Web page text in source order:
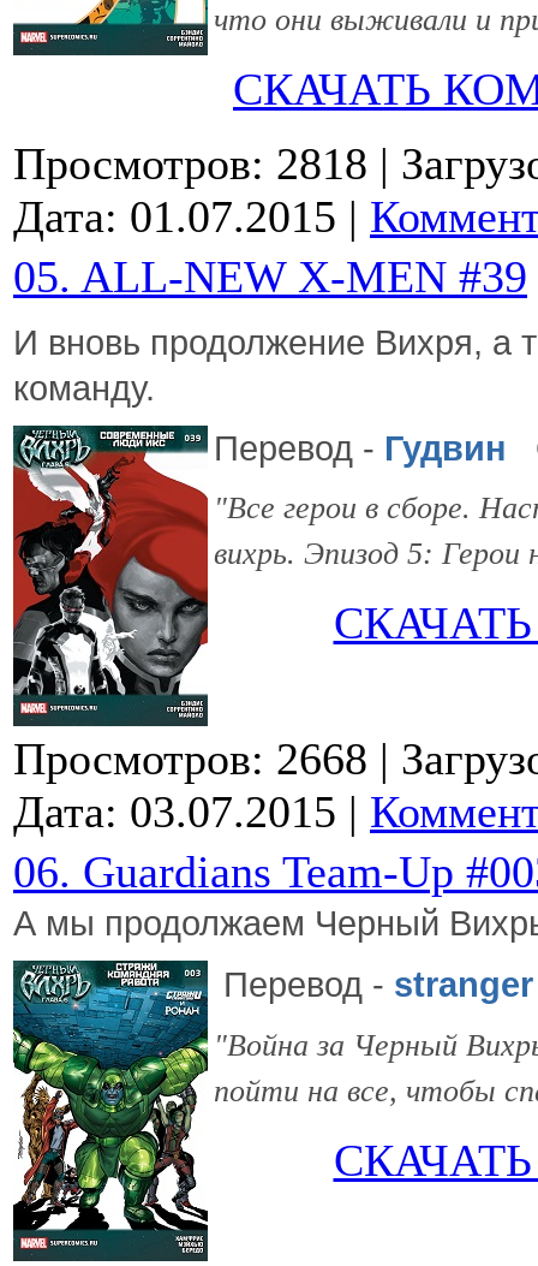
что они выживали и
СКАЧАТЬ
Просмотров: 2818 |
Дата: 01.07.2015 |
05. ALL-NEW X-MEN #39
И вновь продолжение Вихря, а
команду.
Перевод - Гудвин
"Все герои в сборе.
вихрь. Эпизод 5:
Просмотров: 2668 |
Дата: 03.07.2015 |
06. Guardians Team-Up
А мы продолжаем Черный
Перевод - stranger
"Война за Черный
пойти на все, чтобы